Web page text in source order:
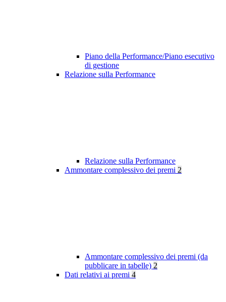
Piano della Performance/Piano esecutivo
di gestione
Relazione sulla Performance
Relazione sulla Performance
Ammontare complessivo dei premi 2
Ammontare complessivo dei premi (da
pubblicare in tabelle) 2
Dati relativi ai premi 4